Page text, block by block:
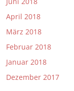
April 2018
März 2018
Februar 2018
Januar 2018
Dezember 2017